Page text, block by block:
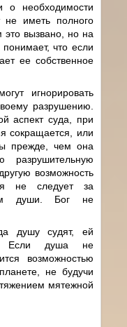
о необходимости
не иметь полного
это вызвано, но на
что если
ее собственное
игнорировать
разрушению.
аспект суда, при
сокращается, или
прежде, чем она
возможность
не следует за
души. Бог не
душу судят, ей
Если душа не
возможностью
не будучи
мятежной